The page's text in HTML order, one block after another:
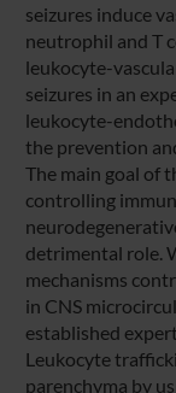
seizures induce
neutrophil and T
leukocyte-
seizures in an
leukocyte-
the prevention
The main goal of
controlling
detrimental role.
mechanisms
in CNS
established
Leukocyte
parenchyma by